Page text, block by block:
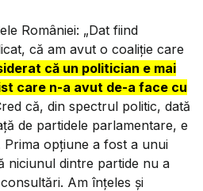
României: „Dat fiind
că am avut o coaliție care
că un politician e mai
care n-a avut de-a face cu
că, din spectrul politic, dată
de partidele parlamentare, e
opțiune a fost a unui
niciunul dintre partide nu a
Am înțeles și